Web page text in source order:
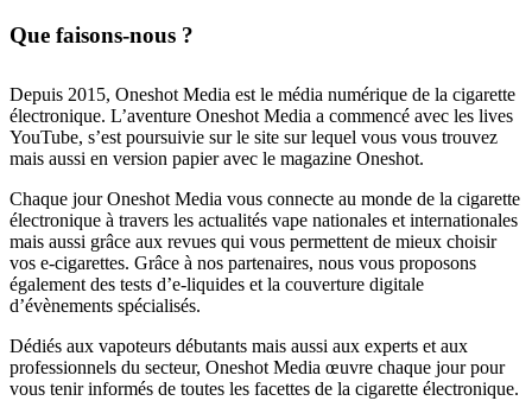
Que faisons-nous ?
Depuis 2015, Oneshot Media est le média numérique de la cigarette
électronique. L’aventure Oneshot Media a commencé avec les lives
YouTube, s’est poursuivie sur le site sur lequel vous vous trouvez
mais aussi en version papier avec le magazine Oneshot.
Chaque jour Oneshot Media vous connecte au monde de la cigarette
électronique à travers les actualités vape nationales et internationales
mais aussi grâce aux revues qui vous permettent de mieux choisir
vos e-cigarettes. Grâce à nos partenaires, nous vous proposons
également des tests d’e-liquides et la couverture digitale
d’évènements spécialisés.
Dédiés aux vapoteurs débutants mais aussi aux experts et aux
professionnels du secteur, Oneshot Media œuvre chaque jour pour
vous tenir informés de toutes les facettes de la cigarette électronique.